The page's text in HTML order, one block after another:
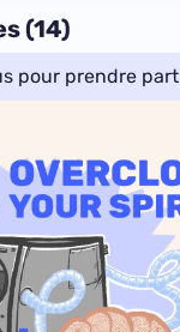
(14)
pour prendre